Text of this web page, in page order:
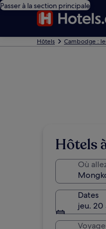
Passer à la section principale
Hôtels Cambodge :
Hôtels
Où
Dates
jeu. 20